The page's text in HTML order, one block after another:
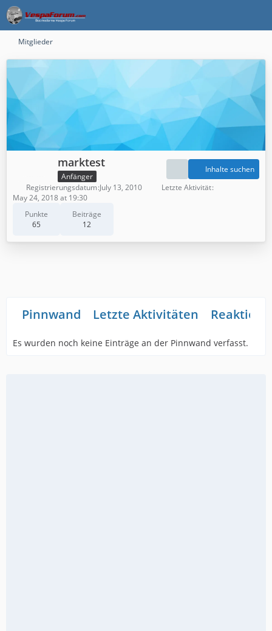
Mitglieder
marktest
Anfänger
Punkte
65
Beiträge
12
Inhalte suchen
Registrierungsdatum July 13, 2010
Letzte Aktivität
May 24, 2018 at 19:30
Pinnwand Letzte Aktivitäten
Es wurden noch keine Einträge an der Pinnwand verfasst.